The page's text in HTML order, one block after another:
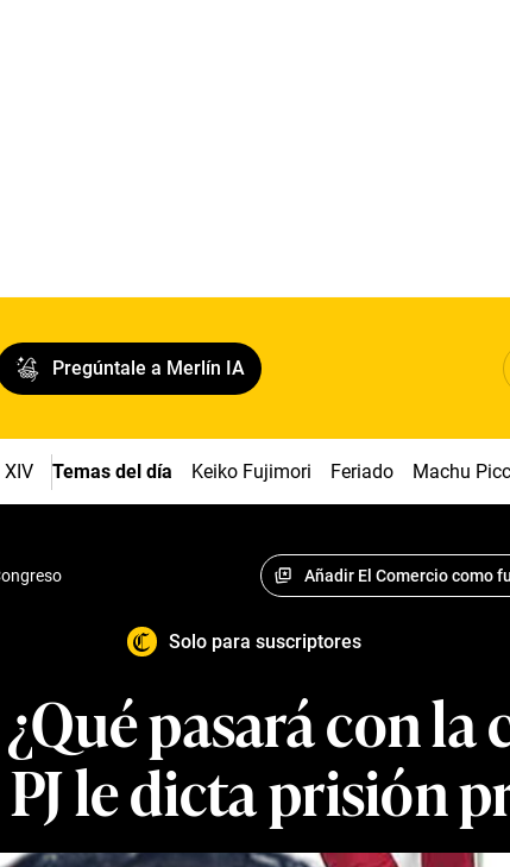
Pregúntale a Merlín IA
Temas del día Keiko Fujimori Feriado Machu
Añadir El Comercio como
Solo para suscriptores
pasará con
le dicta prisión